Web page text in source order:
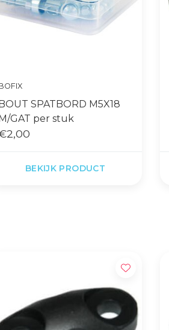
SPATBORD M5X18
GAT per stuk
BEKIJK PRODUCT